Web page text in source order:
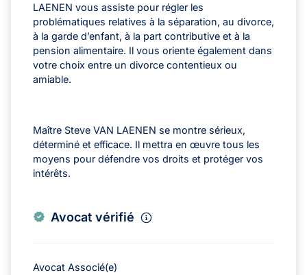
LAENEN vous assiste pour régler les
problématiques relatives à la séparation, au divorce,
à la garde d’enfant, à la part contributive et à la
pension alimentaire. Il vous oriente également dans
votre choix entre un divorce contentieux ou
amiable.
Maître Steve VAN LAENEN se montre sérieux,
déterminé et efficace. Il mettra en œuvre tous les
moyens pour défendre vos droits et protéger vos
intérêts.
Avocat vérifié
Avocat Associé(e)